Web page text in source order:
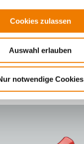
Cookies zulassen
Auswahl erlauben
notwendige Cookies